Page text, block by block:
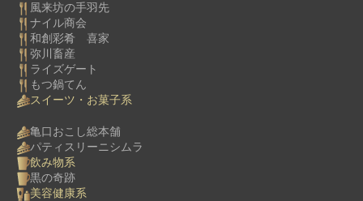
風来坊の手羽先
ナイル商会
和創彩肴 喜家
弥川畜産
ライズゲート
もつ鍋てん
スイーツ・お菓子系
亀口おこし総本舗
パティスリーニシムラ
飲み物系
黒の奇跡
美容健康系